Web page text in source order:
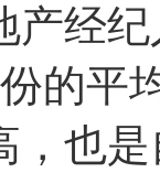
产经
的平
，也